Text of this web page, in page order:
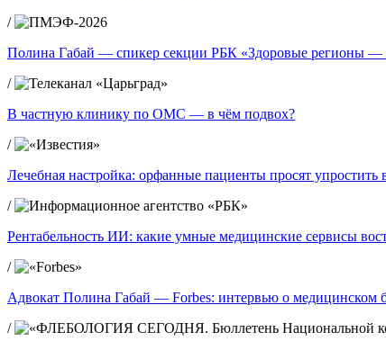
/
Полина Габай — спикер секции РБК «Здоровые регионы —
/
В частную клинику по ОМС — в чём подвох?
/
Лечебная настройка: орфанные пациенты просят упростить
/
Рентабельность ИИ: какие умные медицинские сервисы
/
Адвокат Полина Габай — Forbes: интервью о медицинском
/